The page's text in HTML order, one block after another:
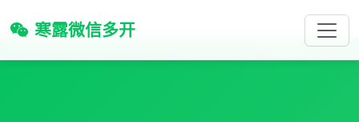
寒露微信多开